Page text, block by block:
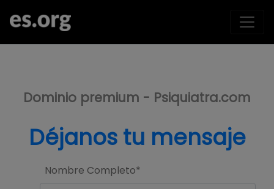
Dominio premium - Psiquiatra.com
Déjanos tu mensaje
Nombre Completo*